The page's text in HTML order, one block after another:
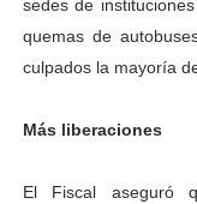
sedes de
quemas de
culpados la mayoría
Más liberaciones
El Fiscal aseguró